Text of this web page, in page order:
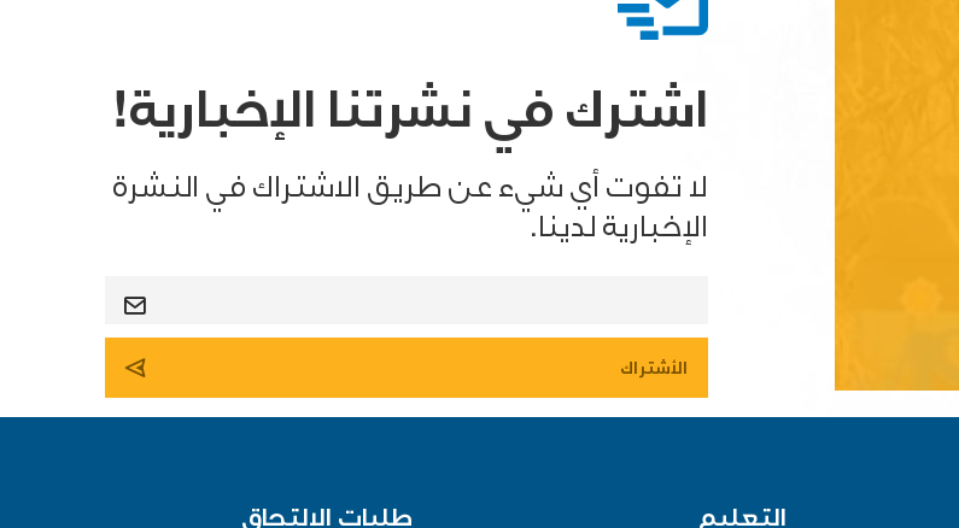
اشترك في نشرتنا الإخبارية!
لا تفوت أي شيء عن طريق الاشتراك في النشرة
الإخبارية لدينا.
التعليم طلبات الالتحاق